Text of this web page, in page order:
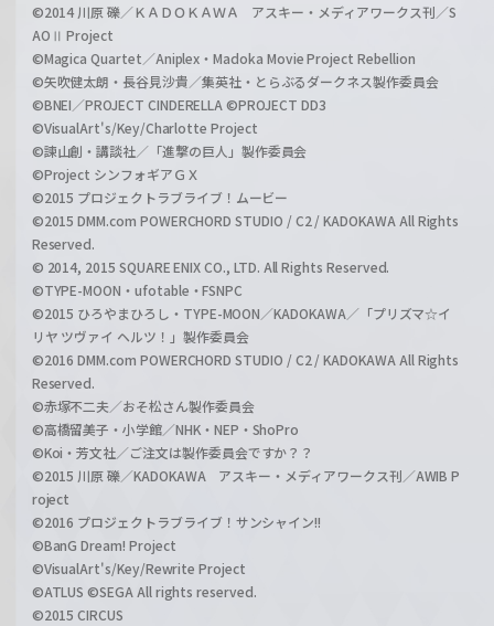
©2014 川原 礫／ＫＡＤＯＫＡＷＡ アスキー・メディアワークス刊／S
AOⅡ Project
©Magica Quartet／Aniplex・Madoka Movie Project Rebellion
©矢吹健太朗・長谷見沙貴／集英社・とらぶるダークネス製作委員会
©BNEI／PROJECT CINDERELLA ©PROJECT DD3
©VisualArt's/Key/Charlotte Project
©諫山創・講談社／「進撃の巨人」製作委員会
©Project シンフォギアＧＸ
©2015 プロジェクトラブライブ！ムービー
©2015 DMM.com POWERCHORD STUDIO / C2 / KADOKAWA All Rights
Reserved.
© 2014, 2015 SQUARE ENIX CO., LTD. All Rights Reserved.
©TYPE-MOON・ufotable・FSNPC
©2015 ひろやまひろし・TYPE-MOON／KADOKAWA／「プリズマ☆イ
リヤ ツヴァイ ヘルツ！」製作委員会
©2016 DMM.com POWERCHORD STUDIO / C2 / KADOKAWA All Rights
Reserved.
©赤塚不二夫／おそ松さん製作委員会
©高橋留美子・小学館／NHK・NEP・ShoPro
©Koi・芳文社／ご注文は製作委員会ですか？？
©2015 川原 礫／KADOKAWA アスキー・メディアワークス刊／AWIB P
roject
©2016 プロジェクトラブライブ！サンシャイン!!
©BanG Dream! Project
©VisualArt's/Key/Rewrite Project
©ATLUS ©SEGA All rights reserved.
©2015 CIRCUS